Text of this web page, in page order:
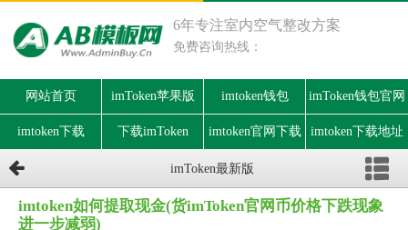
6年专注室内空气整改方案
免费咨询热线：
网站首页 imToken苹果版 imtoken钱包 imToken钱包官网
imtoken下载 下载imToken imtoken官网下载 imtoken下载地址
imToken最新版
imtoken如何提取现金(货imToken官网币价格下跌现象
进一步减弱)